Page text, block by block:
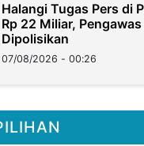
Halangi Tugas Pers di
Rp 22 Miliar,
Dipolisikan
07/08/2026 - 00:26